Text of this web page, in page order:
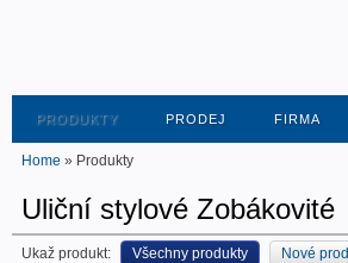
PRODUKTY PRODEJ FIRMA
Home » Produkty
Uliční stylové Zobákovité
Ukaž produkt: Všechny produkty Nové